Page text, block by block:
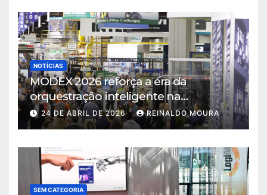
NOTÍCIAS
MODEX 2026 reforça a era da
orquestração inteligente na
intralogística
24 DE ABRIL DE 2026 REINALDO MOURA
SEM CATEGORIA